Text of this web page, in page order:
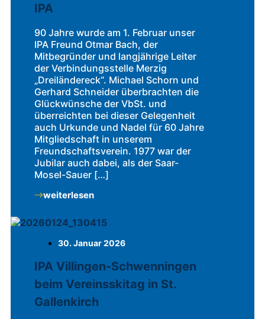
IPA
90 Jahre wurde am 1. Februar unser
IPA Freund Otmar Bach, der
Mitbegründer und langjährige Leiter
der Verbindungsstelle Merzig
„Dreiländereck“. Michael Schorn und
Gerhard Schneider überbrachten die
Glückwünsche der VbSt. und
überreichten bei dieser Gelegenheit
auch Urkunde und Nadel für 60 Jahre
Mitgliedschaft in unserem
Freundschaftsverein. 1977 war der
Jubilar auch dabei, als der Saar-
Mosel-Sauer […]
weiterlesen
30. Januar 2026
IPA Villingen-Schwenningen
beim Vereinsskitag in St.
Gallenkirch